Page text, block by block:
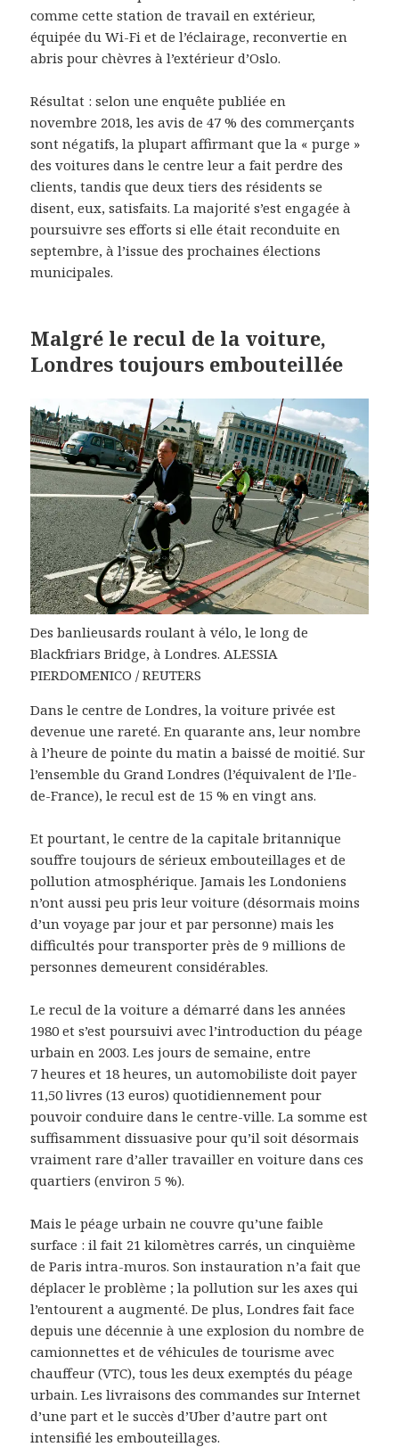
comme cette station de travail en extérieur,
équipée du Wi-Fi et de l’éclairage, reconvertie en
abris pour chèvres à l’extérieur d’Oslo.
Résultat : selon une enquête publiée en
novembre 2018, les avis de 47 % des commerçants
sont négatifs, la plupart affirmant que la « purge »
des voitures dans le centre leur a fait perdre des
clients, tandis que deux tiers des résidents se
disent, eux, satisfaits. La majorité s’est engagée à
poursuivre ses efforts si elle était reconduite en
septembre, à l’issue des prochaines élections
municipales.
Malgré le recul de la voiture,
Londres toujours embouteillée
Des banlieusards roulant à vélo, le long de
Blackfriars Bridge, à Londres. ALESSIA
PIERDOMENICO / REUTERS
Dans le centre de Londres, la voiture privée est
devenue une rareté. En quarante ans, leur nombre
à l’heure de pointe du matin a baissé de moitié. Sur
l’ensemble du Grand Londres (l’équivalent de l’Ile-
de-France), le recul est de 15 % en vingt ans.
Et pourtant, le centre de la capitale britannique
souffre toujours de sérieux embouteillages et de
pollution atmosphérique. Jamais les Londoniens
n’ont aussi peu pris leur voiture (désormais moins
d’un voyage par jour et par personne) mais les
difficultés pour transporter près de 9 millions de
personnes demeurent considérables.
Le recul de la voiture a démarré dans les années
1980 et s’est poursuivi avec l’introduction du péage
urbain en 2003. Les jours de semaine, entre
7 heures et 18 heures, un automobiliste doit payer
11,50 livres (13 euros) quotidiennement pour
pouvoir conduire dans le centre-ville. La somme est
suffisamment dissuasive pour qu’il soit désormais
vraiment rare d’aller travailler en voiture dans ces
quartiers (environ 5 %).
Mais le péage urbain ne couvre qu’une faible
surface : il fait 21 kilomètres carrés, un cinquième
de Paris intra-muros. Son instauration n’a fait que
déplacer le problème ; la pollution sur les axes qui
l’entourent a augmenté. De plus, Londres fait face
depuis une décennie à une explosion du nombre de
camionnettes et de véhicules de tourisme avec
chauffeur (VTC), tous les deux exemptés du péage
urbain. Les livraisons des commandes sur Internet
d’une part et le succès d’Uber d’autre part ont
intensifié les embouteillages.